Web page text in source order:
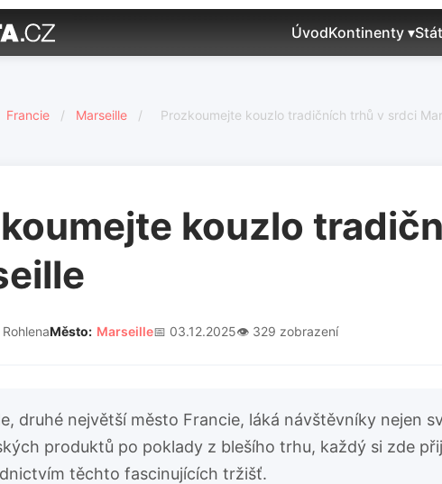
ÚvodKontinenty ▾
Francie / Marseille / Prozkoumejte kouzlo tradičních trhů v srdci
kouzlo
Město: Marseille📅 03.12.2025👁️ 329 zobrazení
druhé největší město Francie, láká návštěvníky nejen
produktů po poklady z blešího trhu, každý si zde
těchto fascinujících tržišť.